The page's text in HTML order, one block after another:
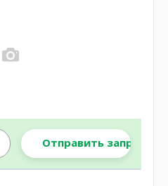
Отправить запрос